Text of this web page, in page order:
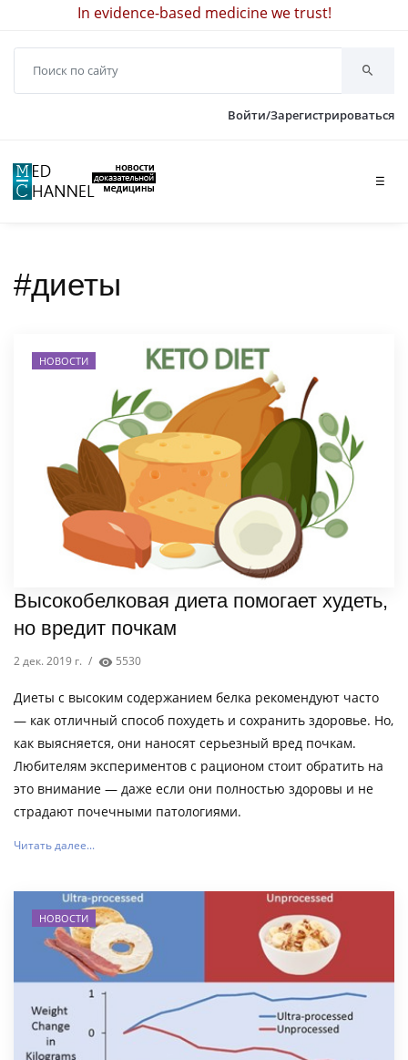
In evidence-based medicine we trust!
Войти/Зарегистрироваться
☰
#диеты
НОВОСТИ
Высокобелковая диета помогает худеть,
но вредит почкам
2 дек. 2019 г. / 5530
Диеты с высоким содержанием белка рекомендуют часто
— как отличный способ похудеть и сохранить здоровье. Но,
как выясняется, они наносят серьезный вред почкам.
Любителям экспериментов с рационом стоит обратить на
это внимание — даже если они полностью здоровы и не
страдают почечными патологиями.
Читать далее...
НОВОСТИ